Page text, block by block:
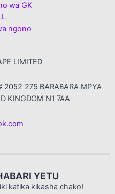
wa GK
ngono
LIMITED
275 BARABARA MPYA
KINGDOM N1 7AA
YETU
katika kikasha chako!